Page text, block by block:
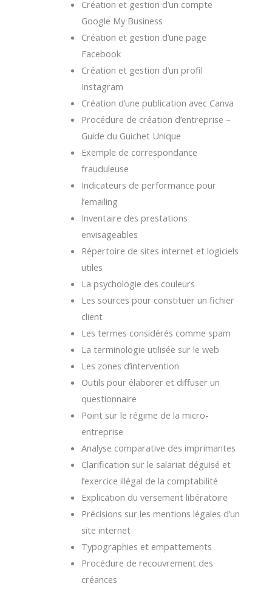
Création et gestion d’un compte
Google My Business
Création et gestion d’une page
Facebook
Création et gestion d’un profil
Instagram
Création d’une publication avec Canva
Procédure de création d’entreprise –
Guide du Guichet Unique
Exemple de correspondance
frauduleuse
Indicateurs de performance pour
l’emailing
Inventaire des prestations
envisageables
Répertoire de sites internet et logiciels
utiles
La psychologie des couleurs
Les sources pour constituer un fichier
client
Les termes considérés comme spam
La terminologie utilisée sur le web
Les zones d’intervention
Outils pour élaborer et diffuser un
questionnaire
Point sur le régime de la micro-
entreprise
Analyse comparative des imprimantes
Clarification sur le salariat déguisé et
l’exercice illégal de la comptabilité
Explication du versement libératoire
Précisions sur les mentions légales d’un
site internet
Typographies et empattements
Procédure de recouvrement des
créances